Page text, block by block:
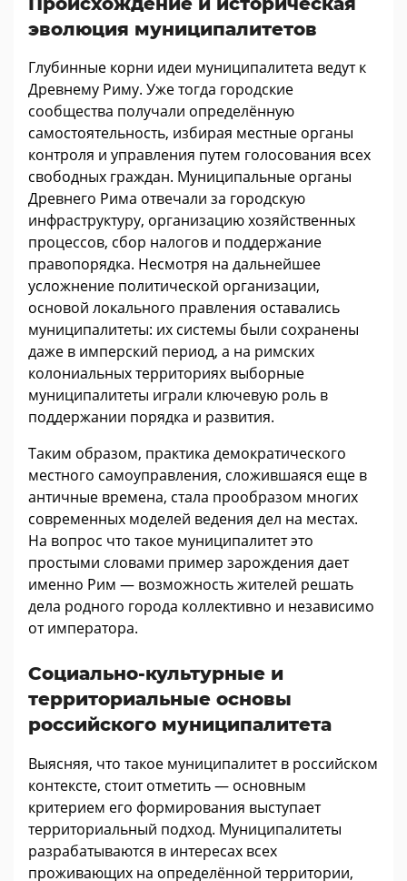
эволюция муниципалитетов
Глубинные корни идеи муниципалитета ведут к
Древнему Риму. Уже тогда городские
сообщества получали определённую
самостоятельность, избирая местные органы
контроля и управления путем голосования всех
свободных граждан. Муниципальные органы
Древнего Рима отвечали за городскую
инфраструктуру, организацию хозяйственных
процессов, сбор налогов и поддержание
правопорядка. Несмотря на дальнейшее
усложнение политической организации,
основой локального правления оставались
муниципалитеты: их системы были сохранены
даже в имперский период, а на римских
колониальных территориях выборные
муниципалитеты играли ключевую роль в
поддержании порядка и развития.
Таким образом, практика демократического
местного самоуправления, сложившаяся еще в
античные времена, стала прообразом многих
современных моделей ведения дел на местах.
На вопрос что такое муниципалитет это
простыми словами пример зарождения дает
именно Рим — возможность жителей решать
дела родного города коллективно и независимо
от императора.
Социально-культурные и
территориальные основы
российского муниципалитета
Выясняя, что такое муниципалитет в российском
контексте, стоит отметить — основным
критерием его формирования выступает
территориальный подход. Муниципалитеты
разрабатываются в интересах всех
проживающих на определённой территории,